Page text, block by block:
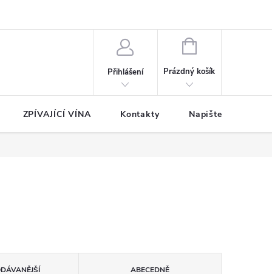
Přihlášení
NÁKUPNÍ
Prázdný košík
ZPÍVAJÍCÍ VÍNA Kontakty Napište nám
ABECEDNĚ